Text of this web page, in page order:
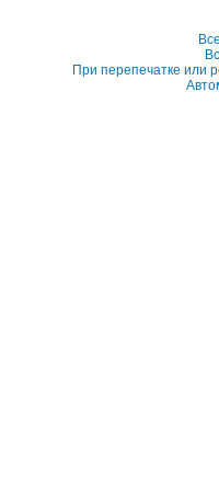
При перепечатке или